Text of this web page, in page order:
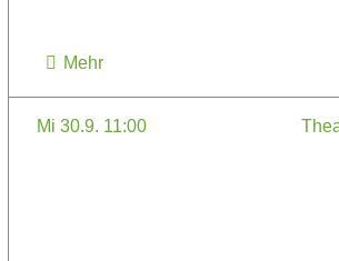
Mehr
Mi 30.9. 11:00